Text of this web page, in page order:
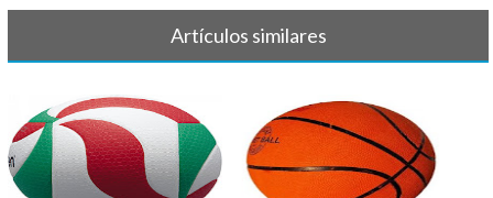
Artículos similares